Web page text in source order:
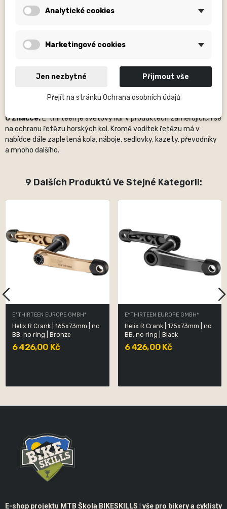
Popis běžně udávaných rozměrů:
OS (OS – neudán), H – počet
, kde bývá specifikováno zda je
dodáván komplet, nebo například bez volitelné části (u nábojů
O značce:E*thirteen je světový lídr v produktech zaměřujících se
na ochranu řetězu horských kol. Kromě vodítek řetězu má v
nabídce dále zapletená kola, náboje, sedlovky, kazety, převodníky
a mnoho dalšího.
9 Dalších Produktů Ve Stejné Kategorii:
E*THIRTEEN EUROPE GMBH*
Helix R Crank | 165x73mm | no
BB, no ring | Bronze
6 426,00 Kč
E*THIRTEEN EUROPE GMBH*
Helix R Crank | 175x73mm | no
BB, no ring | Black
6 426,00 Kč
E-shop projektu MTB Škola BIKESKILLS | vše pro bikery a cyklisty
Analytické cookies
Marketingové cookies
Jen nezbytné Přijmout vše
Přejít na stránku Ochrana osobních údajů